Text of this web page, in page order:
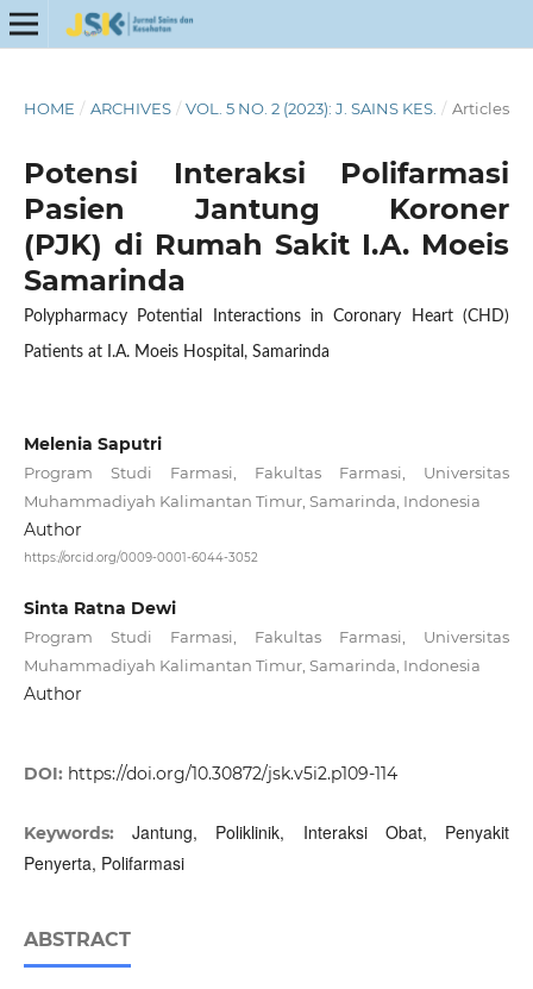
HOME / ARCHIVES / VOL. 5 NO. 2 (2023): J. SAINS KES. / Articles
Potensi Interaksi Polifarmasi
Pasien Jantung Koroner
(PJK) di Rumah Sakit I.A. Moeis
Samarinda
Polypharmacy Potential Interactions in Coronary Heart (CHD)
Patients at I.A. Moeis Hospital, Samarinda
Melenia Saputri
Program Studi Farmasi, Fakultas Farmasi, Universitas
Muhammadiyah Kalimantan Timur, Samarinda, Indonesia
Author
https://orcid.org/0009-0001-6044-3052
Sinta Ratna Dewi
Program Studi Farmasi, Fakultas Farmasi, Universitas
Muhammadiyah Kalimantan Timur, Samarinda, Indonesia
Author
DOI: https://doi.org/10.30872/jsk.v5i2.p109-114
Keywords:Jantung, Poliklinik, Interaksi Obat, Penyakit
Penyerta, Polifarmasi
ABSTRACT